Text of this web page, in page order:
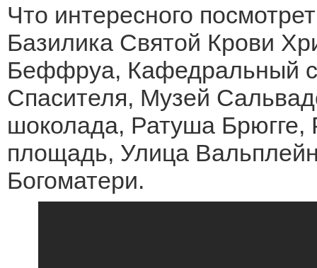
Что интересного
Базилика Святой Крови
Беффруа, Кафедральный
Спасителя, Музей
шоколада, Ратуша Брюгге,
площадь, Улица
Богоматери.